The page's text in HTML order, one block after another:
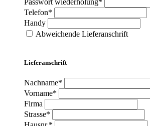
Passwort wiederholung*
Telefon*
Handy
Abweichende Lieferanschrift
Lieferanschrift
Nachname*
Vorname*
Firma
Strasse*